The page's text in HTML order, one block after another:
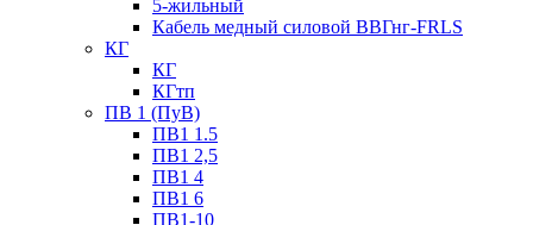
5-жильный
Кабель медный силовой ВВГнг-FRLS
КГ
КГ
КГтп
ПВ 1 (ПуВ)
ПВ1 1.5
ПВ1 2,5
ПВ1 4
ПВ1 6
ПВ1-10